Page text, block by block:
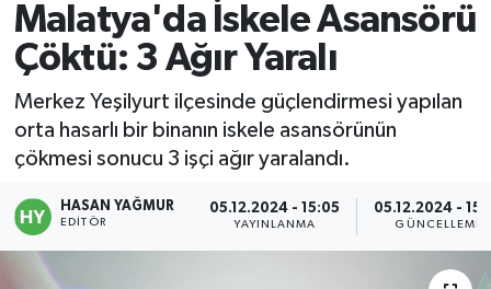
Malatya'da İskele Asansörü
Çöktü: 3 Ağır Yaralı
Merkez Yeşilyurt ilçesinde güçlendirmesi yapılan
orta hasarlı bir binanın iskele asansörünün
çökmesi sonucu 3 işçi ağır yaralandı.
HASAN YAĞMUR
EDITÖR
05.12.2024 - 15:05
YAYINLANMA
05.12.2024 -
GÜNCELLEME
Ekonomi
Gündem
Kadın
Kültür & Sanat
Malatya Trafik Yoğunluk Haritası
TFF 3.Lig 2.Grup Puan Durumu ve Fikstür
Tüm Manşetler
Son Dakika Haberleri